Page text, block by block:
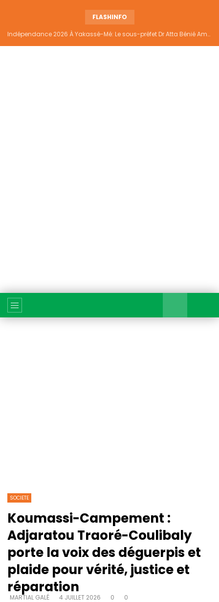
FLASHINFO
Indépendance 2026 À Yakassé-Mé: Le sous-préfet Dr Atta Bénié Amédé appelle à l’unité, à la sécurité et au développement
SOCIETE
Koumassi-Campement :
Adjaratou Traoré-Coulibaly
porte la voix des déguerpis et
plaide pour vérité, justice et
réparation
MARTIAL GALÉ 4 JUILLET 2026 0 0